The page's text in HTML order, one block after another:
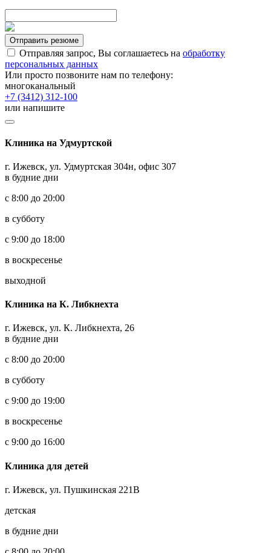
Отправить резюме
Отправляя запрос, Вы соглашаетесь на обработку
персональных данных
Или просто позвоните нам по телефону:
многоканальный
+7 (3412) 312-100
или напишите
Клиника на Удмуртской
г. Ижевск, ул. Удмуртская 304н, офис 307
в будние дни
с 8:00 до 20:00
в субботу
с 9:00 до 18:00
в воскресенье
выходной
Клиника на К. Либкнехта
г. Ижевск, ул. К. Либкнехта, 26
в будние дни
с 8:00 до 20:00
в субботу
с 9:00 до 19:00
в воскресенье
с 9:00 до 16:00
Клиника для детей
г. Ижевск, ул. Пушкинская 221В
детская
в будние дни